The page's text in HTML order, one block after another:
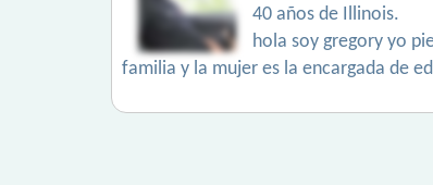
40 años de Illinois.
hola soy gregory yo
familia y la mujer es la encargada de